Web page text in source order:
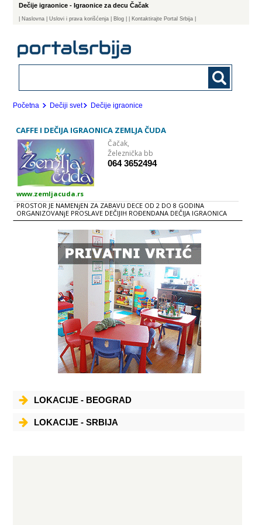
Dečije igraonice - Igraonice za decu Čačak
Naslovna | Uslovi i prava korišćenja Blog | Kontaktirajte Portal Srbija |
Početna Dečiji svet Dečije igraonice
CAFFE I DEČIJA IGRAONICA ZEMLJA ČUDA
Čačak,
Železnička bb
064 3652494
www.zemljacuda.rs
PROSTOR JE NAMENjEN ZA ZABAVU DECE OD 2 DO 8 GODINA
ORGANIZOVANjE PROSLAVE DEČIJIH ROĐENDANA DEČIJA IGRAONICA
LOKACIJE - BEOGRAD
LOKACIJE - SRBIJA